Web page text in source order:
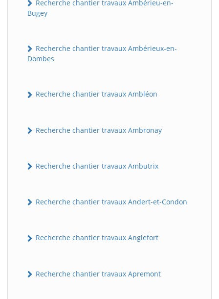
Recherche chantier travaux Ambérieu-en-
Bugey
Recherche chantier travaux Ambérieux-en-
Dombes
Recherche chantier travaux Ambléon
Recherche chantier travaux Ambronay
Recherche chantier travaux Ambutrix
Recherche chantier travaux Andert-et-Condon
Recherche chantier travaux Anglefort
Recherche chantier travaux Apremont